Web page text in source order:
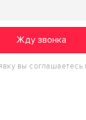
Жду звонка
вы соглашаетесь